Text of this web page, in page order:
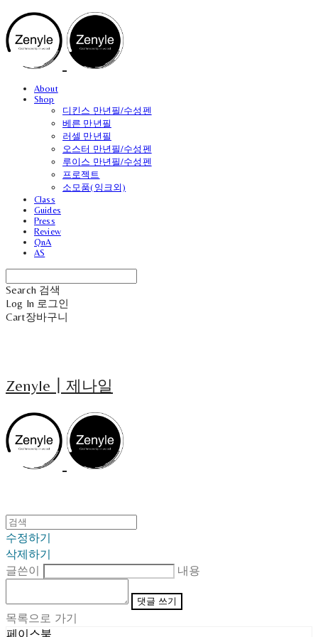
About
Shop
디킨스 만년필/수성펜
베른 만년필
러셀 만년필
오스터 만년필/수성펜
루이스 만년필/수성펜
프로젝트
소모품(잉크외)
Class
Guides
Press
Review
QnA
AS
Search 검색
Log In 로그인
Cart장바구니
Zenyle┃제나일
수정하기
삭제하기
글쓴이
내용
댓글 쓰기
목록으로 가기
페이스북